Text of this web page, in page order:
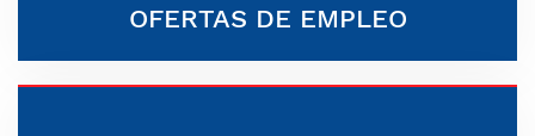
OFERTAS DE EMPLEO